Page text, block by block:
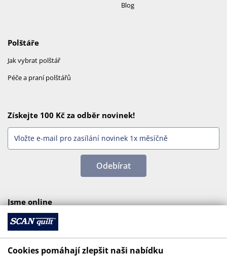
Blog
Polštáře
Jak vybrat polštář
Péče a praní polštářů
Získejte 100 Kč za odběr novinek!
Odebírat
Jsme online
Cookies pomáhají zlepšit naši nabídku